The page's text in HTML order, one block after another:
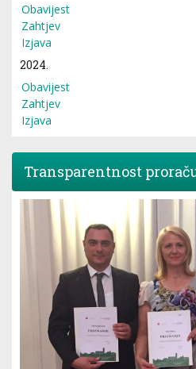
Obavijest
Zahtjev
Izjava
2024.
Obavijest
Zahtjev
Izjava
Transparentnost